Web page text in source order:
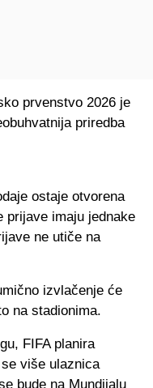
prvenstvo 2026 je
priredba
ostaje otvorena
prijave imaju jednake
ne utiče na
izvlačenje će
na stadionima.
FIFA planira
više ulaznica
bude na Mundijalu